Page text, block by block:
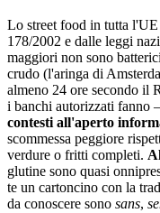
Lo street food in tutta
178/2002 e dalle leggi
maggiori non sono
crudo (l'aringa di
almeno 24 ore secondo il
i banchi autorizzati fanno
contesti all'aperto
scommessa peggiore
verdure o fritti completi.
glutine sono quasi
te un cartoncino con la
da conoscere sono sans,